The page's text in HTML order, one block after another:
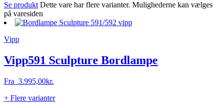
Se produkt Dette vare har flere varianter. Mulighederne kan vælges
på varesiden
Vipp
Vipp591 Sculpture Bordlampe
Fra 3.995,00kr.
+ Flere varianter